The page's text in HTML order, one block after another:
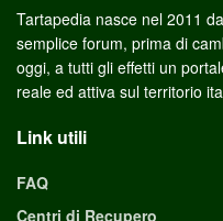
Tartapedia nasce nel 2011
semplice forum, prima di
oggi, a tutti gli effetti un
reale ed attiva sul territorio
Link utili
FAQ
Centri di Recupero